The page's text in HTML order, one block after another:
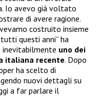
Io avevo già voltato
di avere ragione.
costruito insieme
questi anni” ha
inevitabilmente uno dei
italiana recente. Dopo
ha scelto di
nuovi dettagli su
a far parlare il